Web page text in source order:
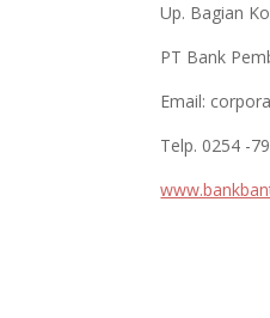
Up. Bagian
PT Bank
Email:
Telp. 0254 -